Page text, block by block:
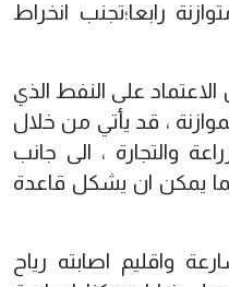
رابعا؛تجنب انخراط
على النفط الذي
الموازنة ، قد يأتي من خلال
والتجارة ، الى جانب
، بما يمكن ان يشكل قاعدة
واقليم اصابته رياح